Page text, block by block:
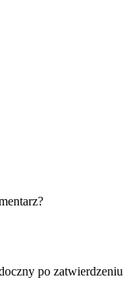
po zatwierdzeniu